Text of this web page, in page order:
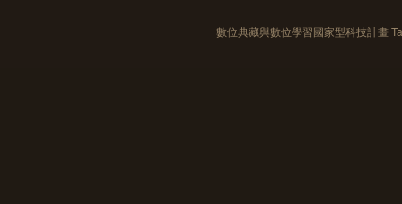
數位典藏與數位學習國家型科技計畫